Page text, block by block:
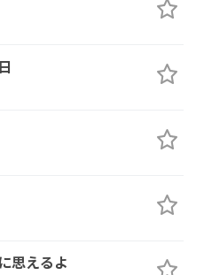
思えるよ